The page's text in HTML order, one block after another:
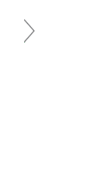
допомагають
місію у
Наступний